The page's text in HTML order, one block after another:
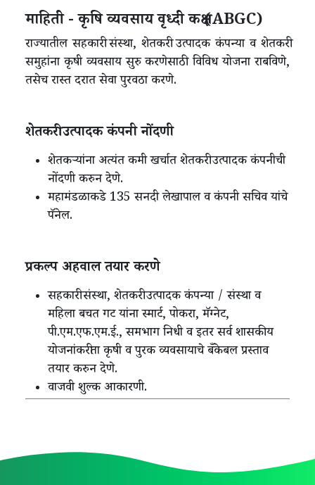
माहिती - कृषि व्यवसाय वृध्दी कक्ष (ABGC)
राज्यातील सहकारी संस्था, शेतकरी उत्पादक कंपन्या व शेतकरी
समुहांना कृषी व्यवसाय सुरु करणेसाठी विविध योजना राबविणे,
तसेच रास्त दरात सेवा पुरवठा करणे.
शेतकरी उत्पादक कंपनी नोंदणी
शेतकऱ्यांना अत्यंत कमी खर्चात शेतकरी उत्पादक कंपनीची
नोंदणी करुन देणे.
महामंडळाकडे 135 सनदी लेखापाल व कंपनी सचिव यांचे
पॅनेल.
प्रकल्प अहवाल तयार करणे
सहकारी संस्था, शेतकरी उत्पादक कंपन्या / संस्था व
महिला बचत गट यांना स्मार्ट, पोकरा, मॅग्नेट,
पी.एम.एफ.एम.ई., समभाग निधी व इतर सर्व शासकीय
योजनांकरीता कृषी व पुरक व्यवसायाचे बँकेबल प्रस्ताव
तयार करुन देणे.
वाजवी शुल्क आकारणी.